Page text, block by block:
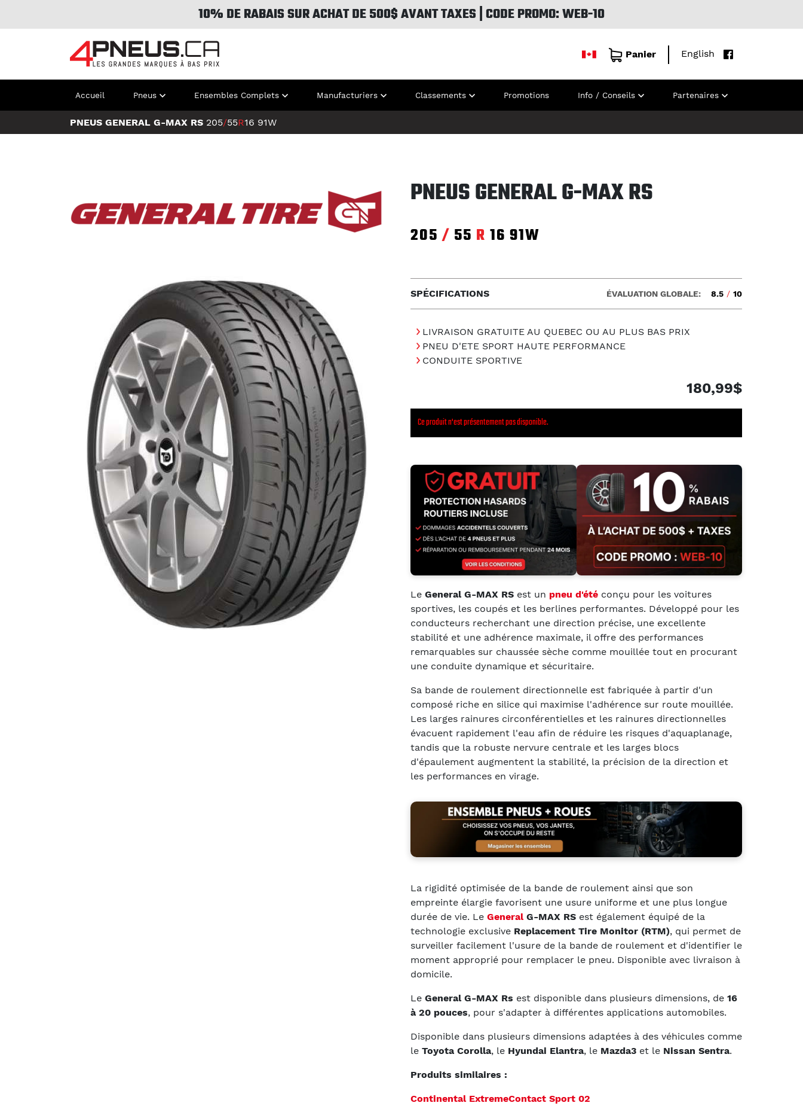
10% DE RABAIS SUR ACHAT DE 500$ AVANT TAXES | CODE PROMO: WEB-10
Panier English
Accueil Pneus Ensembles Complets Manufacturiers Classements Promotions Info / Conseils Partenaires
PNEUS GENERAL G-MAX RS 205/55R16 91W
PNEUS GENERAL G-MAX RS
205 / 55 R 16 91W
SPÉCIFICATIONS ÉVALUATION GLOBALE: 8.5 / 10
LIVRAISON GRATUITE AU QUEBEC OU AU PLUS BAS PRIX
PNEU D'ETE SPORT HAUTE PERFORMANCE
CONDUITE SPORTIVE
180,99$
Ce produit n'est présentement pas disponible.
Le General G-MAX RS est un pneu d'été conçu pour les voitures
sportives, les coupés et les berlines performantes. Développé pour les
conducteurs recherchant une direction précise, une excellente
stabilité et une adhérence maximale, il offre des performances
remarquables sur chaussée sèche comme mouillée tout en procurant
une conduite dynamique et sécuritaire.
Sa bande de roulement directionnelle est fabriquée à partir d'un
composé riche en silice qui maximise l'adhérence sur route mouillée.
Les larges rainures circonférentielles et les rainures directionnelles
évacuent rapidement l'eau afin de réduire les risques d'aquaplanage,
tandis que la robuste nervure centrale et les larges blocs
d'épaulement augmentent la stabilité, la précision de la direction et
les performances en virage.
La rigidité optimisée de la bande de roulement ainsi que son
empreinte élargie favorisent une usure uniforme et une plus longue
durée de vie. Le GeneralG-MAX RS est également équipé de la
technologie exclusive Replacement Tire Monitor (RTM), qui permet de
surveiller facilement l'usure de la bande de roulement et d'identifier le
moment approprié pour remplacer le pneu. Disponible avec livraison à
domicile.
Le General G-MAX Rs est disponible dans plusieurs dimensions, de 16
à 20 pouces, pour s'adapter à différentes applications automobiles.
Disponible dans plusieurs dimensions adaptées à des véhicules comme
le Toyota Corolla, le Hyundai Elantra, le Mazda3 et le Nissan Sentra.
Produits similaires :
Continental ExtremeContact Sport 02